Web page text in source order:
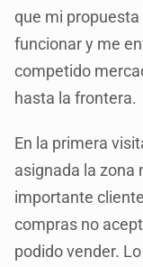
que mi
funcionar y me
competido
hasta la frontera.
En la primera
asignada la zona
importante
compras no
podido vender.